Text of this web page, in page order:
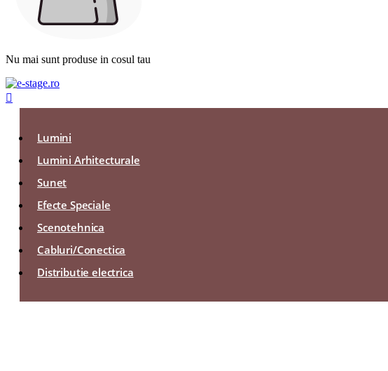
Nu mai sunt produse in cosul tau

Lumini
Lumini Arhitecturale
Sunet
Efecte Speciale
Scenotehnica
Cabluri/Conectica
Distributie electrica